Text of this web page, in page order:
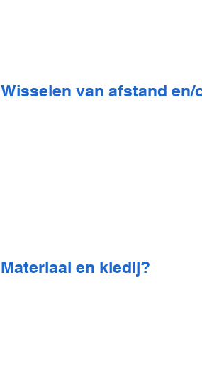
Wisselen van afstand en/
Materiaal en kledij?